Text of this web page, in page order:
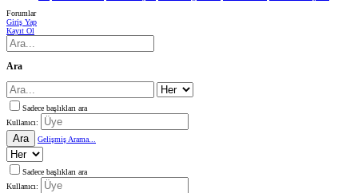
Forumlar
Giriş Yap
Kayıt Ol
Ara
Sadece başlıkları ara
Kullanıcı:
Ara Gelişmiş Arama...
Sadece başlıkları ara
Kullanıcı: